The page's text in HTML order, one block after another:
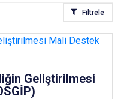
Filtrele
Geliştirilmesi